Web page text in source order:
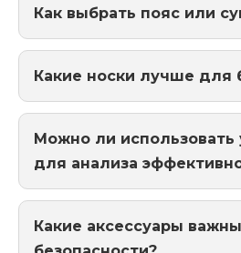
Как выбрать пояс или
Какие носки лучше для
Можно ли
для анализа
Какие аксессуары